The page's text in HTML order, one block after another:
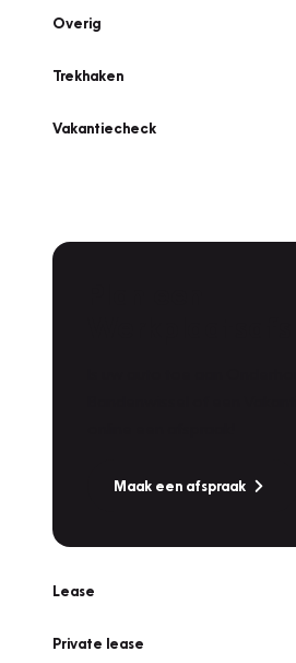
Overig
Trekhaken
Vakantiecheck
Maak een afspraak
Lease
Private lease